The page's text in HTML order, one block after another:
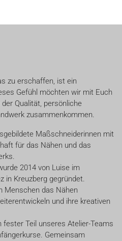
zu erschaffen, ist ein
Gefühl möchten wir mit Euch
Qualität, persönliche
zusammenkommen.
Maßschneiderinnen mit
für das Nähen und das
2014 von Luise im
in Kreuzberg gegründet.
Menschen das Nähen
und ihre kreativen
Teil unseres Atelier-Teams
Gemeinsam